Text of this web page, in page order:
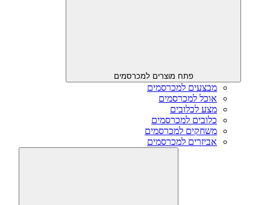
פתח מוצרים למכרסמים
מבצעים למכרסמים
אוכל למכרסמים
מצע לכלובים
כלובים למכרסמים
משחקים למכרסמים
אביזרים למכרסמים